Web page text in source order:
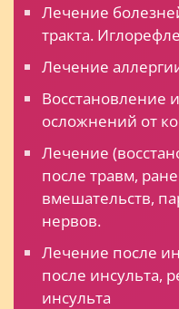
Лечение
тракта.
Лечение
Восстановление
осложнений от
Лечение
после травм,
вмешательств,
нервов.
Лечение после
после инсульта,
инсульта